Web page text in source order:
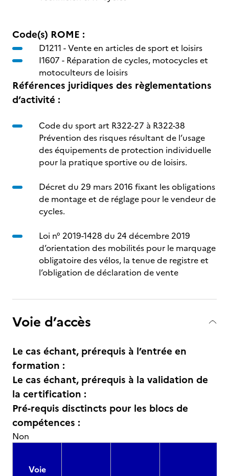
Code(s) ROME :
D1211 -Vente en articles de sport et loisirs
I1607 - Réparation de cycles, motocycles et
motoculteurs de loisirs
Références juridiques des règlementations
d’activité :
Code du sport art R322-27 à R322-38
Prévention des risques résultant de l’usage
des équipements de protection individuelle
pour la pratique sportive ou de loisirs.
Décret du 29 mars 2016 fixant les obligations
de montage et de réglage pour le vendeur de
cycles.
Loi n° 2019-1428 du 24 décembre 2019
d’orientation des mobilités pour le marquage
obligatoire des vélos, la tenue de registre et
l’obligation de déclaration de vente
Voie d’accès
Le cas échant, prérequis à l’entrée en
formation :
Le cas échant, prérequis à la validation de
la certification :
Pré-requis disctincts pour les blocs de
compétences :
Non
Voie